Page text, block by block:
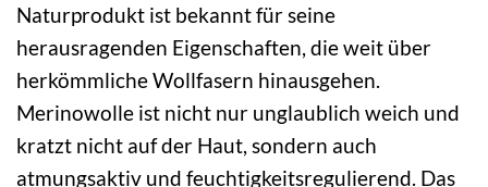
Naturprodukt ist bekannt für seine
herausragenden Eigenschaften, die weit über
herkömmliche Wollfasern hinausgehen.
Merinowolle ist nicht nur unglaublich weich und
kratzt nicht auf der Haut, sondern auch
atmungsaktiv und feuchtigkeitsregulierend. Das